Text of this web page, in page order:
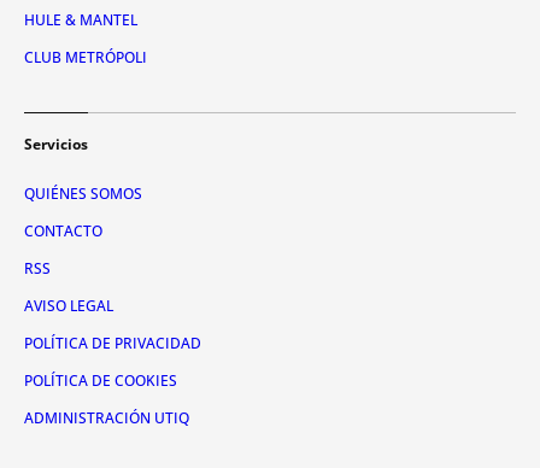
HULE & MANTEL
CLUB METRÓPOLI
Servicios
QUIÉNES SOMOS
CONTACTO
RSS
AVISO LEGAL
POLÍTICA DE PRIVACIDAD
POLÍTICA DE COOKIES
ADMINISTRACIÓN UTIQ